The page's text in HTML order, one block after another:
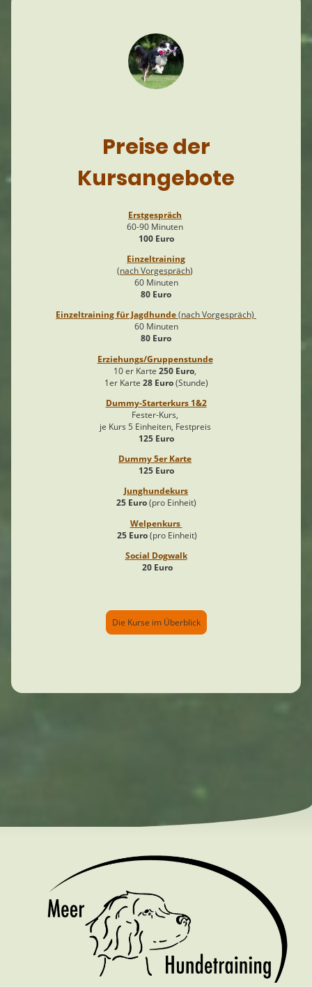
Preise der
Kursangebote
Erstgespräch
60-90 Minuten
100 Euro
Einzeltraining
(nach Vorgespräch)
60 Minuten
80 Euro
Einzeltraining für Jagdhunde(nach Vorgespräch)
60 Minuten
80 Euro
Erziehungs/Gruppenstunde
10 er Karte 250 Euro,
1er Karte 28 Euro(Stunde)
Dummy-Starterkurs 1&2
Fester-Kurs,
je Kurs 5 Einheiten, Festpreis
125 Euro
Dummy 5er Karte
125 Euro
Junghundekurs
25 Euro(pro Einheit)
Welpenkurs
25 Euro(pro Einheit)
Social Dogwalk
20 Euro
Die Kurse im Überblick